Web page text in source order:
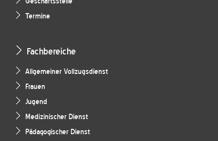
Termine
Fachbereiche
Allgemeiner Vollzugsdienst
Frauen
Jugend
Medizinischer Dienst
Pädagogischer Dienst